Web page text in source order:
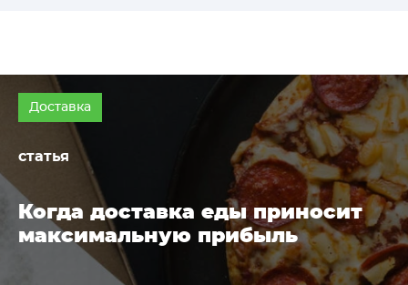
Доставка
статья
Когда доставка еды приносит
максимальную прибыль